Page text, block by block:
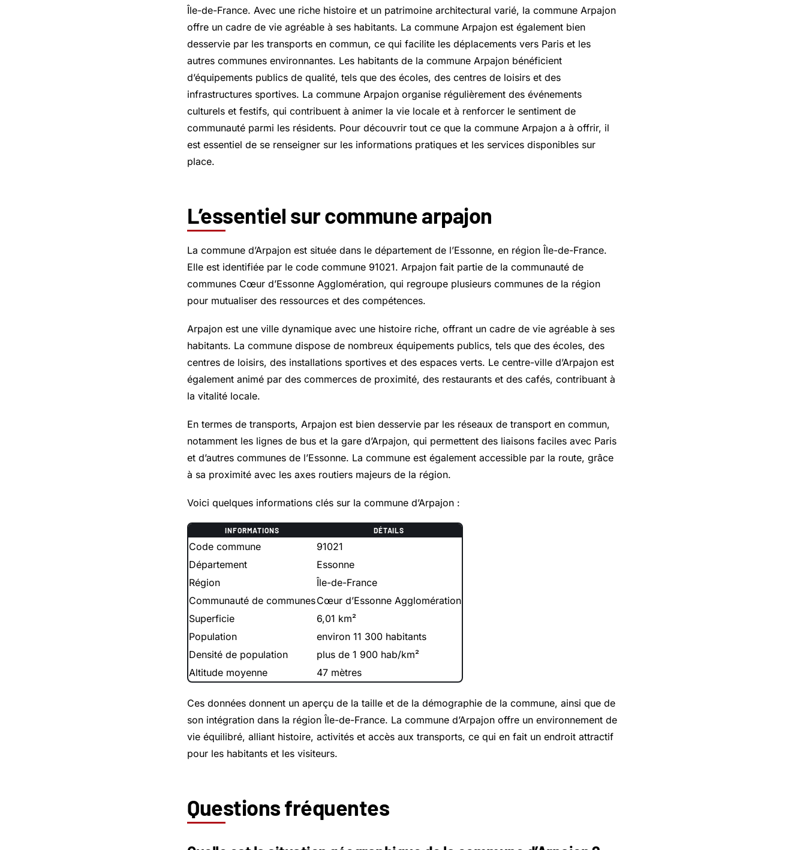
Île-de-France. Avec une riche histoire et un patrimoine architectural varié, la commune Arpajon
offre un cadre de vie agréable à ses habitants. La commune Arpajon est également bien
desservie par les transports en commun, ce qui facilite les déplacements vers Paris et les
autres communes environnantes. Les habitants de la commune Arpajon bénéficient
d’équipements publics de qualité, tels que des écoles, des centres de loisirs et des
infrastructures sportives. La commune Arpajon organise régulièrement des événements
culturels et festifs, qui contribuent à animer la vie locale et à renforcer le sentiment de
communauté parmi les résidents. Pour découvrir tout ce que la commune Arpajon a à offrir, il
est essentiel de se renseigner sur les informations pratiques et les services disponibles sur
place.
L’essentiel sur commune arpajon
La commune d’Arpajon est située dans le département de l’Essonne, en région Île-de-France.
Elle est identifiée par le code commune 91021. Arpajon fait partie de la communauté de
communes Cœur d’Essonne Agglomération, qui regroupe plusieurs communes de la région
pour mutualiser des ressources et des compétences.
Arpajon est une ville dynamique avec une histoire riche, offrant un cadre de vie agréable à ses
habitants. La commune dispose de nombreux équipements publics, tels que des écoles, des
centres de loisirs, des installations sportives et des espaces verts. Le centre-ville d’Arpajon est
également animé par des commerces de proximité, des restaurants et des cafés, contribuant à
la vitalité locale.
En termes de transports, Arpajon est bien desservie par les réseaux de transport en commun,
notamment les lignes de bus et la gare d’Arpajon, qui permettent des liaisons faciles avec Paris
et d’autres communes de l’Essonne. La commune est également accessible par la route, grâce
à sa proximité avec les axes routiers majeurs de la région.
Voici quelques informations clés sur la commune d’Arpajon :
INFORMATIONS DÉTAILS
Code commune
91021
Département
Essonne
Région
Île-de-France
Communauté de communesCœur d’Essonne Agglomération
Superficie
6,01 km²
Population
environ 11 300 habitants
Densité de population
plus de 1 900 hab/km²
Altitude moyenne
47 mètres
Ces données donnent un aperçu de la taille et de la démographie de la commune, ainsi que de
son intégration dans la région Île-de-France. La commune d’Arpajon offre un environnement de
vie équilibré, alliant histoire, activités et accès aux transports, ce qui en fait un endroit attractif
pour les habitants et les visiteurs.
Questions fréquentes